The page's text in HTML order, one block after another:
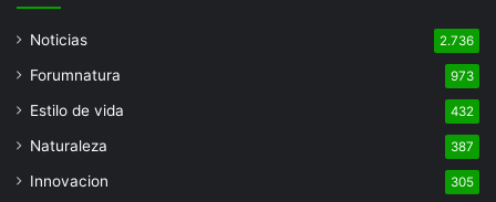
Noticias 2.736
Forumnatura 973
Estilo de vida 432
Naturaleza 387
Innovacion 305